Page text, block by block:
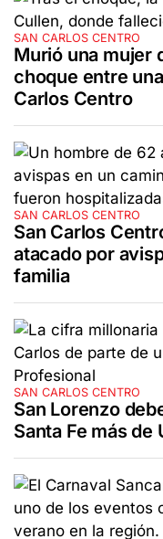
SAN CARLOS CENTRO
Murió una mujer
choque entre
Carlos Centro
SAN CARLOS CENTRO
San Carlos
atacado por
familia
SAN CARLOS CENTRO
San Lorenzo
Santa Fe más